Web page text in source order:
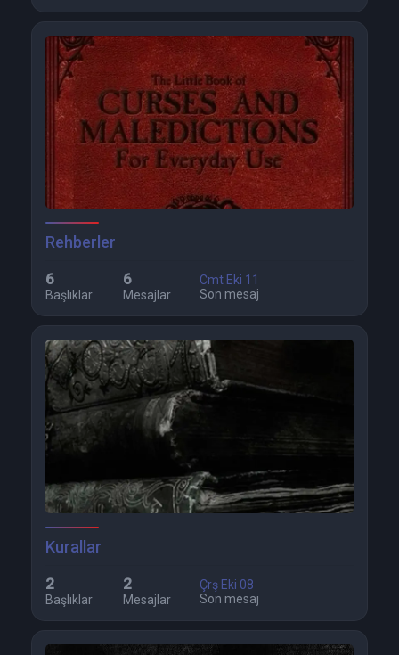
Rehberler
6
Başlıklar
6
Mesajlar
Cmt Eki 11
Son mesaj
Kurallar
2
Başlıklar
2
Mesajlar
Çrş Eki 08
Son mesaj